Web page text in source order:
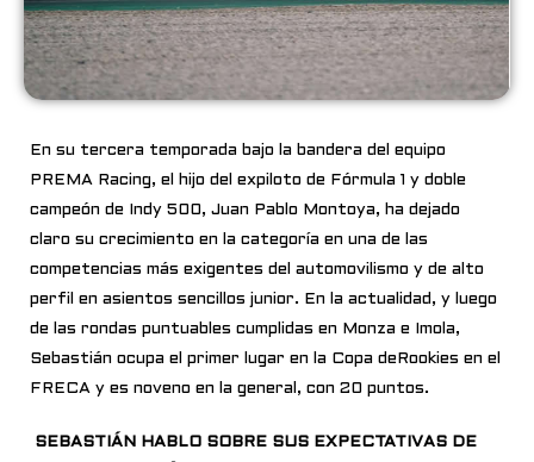
En su tercera temporada bajo la bandera del equipo
PREMA Racing, el hijo del expiloto de
Fórmula 1 y doble
campeón de Indy 500, Juan Pablo Montoya, ha dejado
claro su crecimiento en la categoría en una de las
competencias más exigentes del automovilismo y de alto
perfil en asientos sencillos junior. En la actualidad, y luego
de las rondas puntuables cumplidas en Monza e Imola,
Sebastián ocupa el primer lugar en la Copa de Rookies en el
FRECA y es noveno en la general, con 20 puntos.
SEBASTIÁN HABLO SOBRE SUS EXPECTATIVAS DE